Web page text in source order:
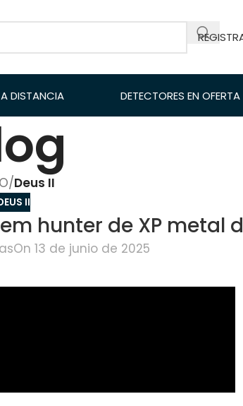
DISTANCIA DETECTORES EN OFERTA
/Deus II
II
hunter de XP metal
On 13 de junio de 2025